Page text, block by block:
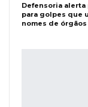
Defensoria alerta
para golpes que
nomes de